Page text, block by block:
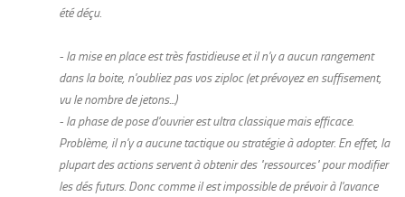
été déçu.
- la mise en place est très fastidieuse et il n'y a aucun rangement
dans la boite, n'oubliez pas vos ziploc (et prévoyez en suffisement,
vu le nombre de jetons...)
- la phase de pose d'ouvrier est ultra classique mais efficace.
Problème, il n'y a aucune tactique ou stratégie à adopter. En effet, la
plupart des actions servent à obtenir des "ressources" pour modifier
les dés futurs. Donc comme il est impossible de prévoir à l'avance